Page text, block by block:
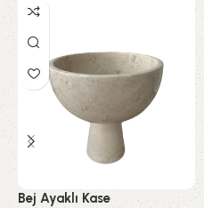
Bej Ayaklı Kase